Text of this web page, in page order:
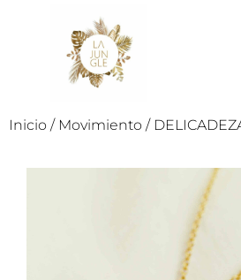
Inicio / Movimiento /